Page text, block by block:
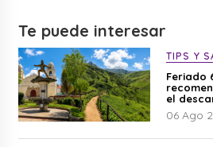
Te puede interesar
TIPS Y
Feriado
el
06 Ago